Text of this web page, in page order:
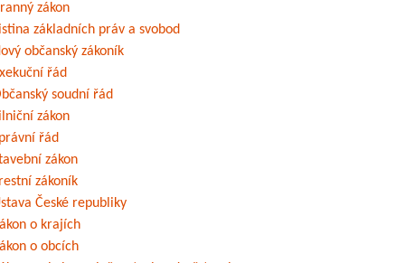
zákon
základních práv a svobod
občanský zákoník
řád
soudní řád
zákon
řád
zákon
zákoník
České republiky
o krajích
o obcích